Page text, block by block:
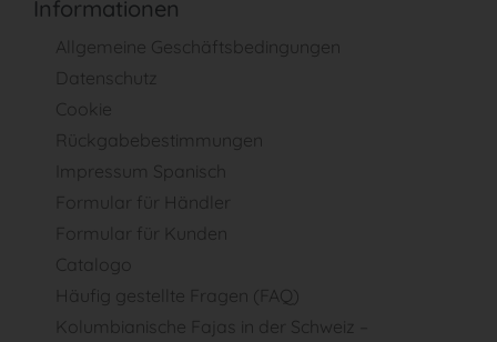
Informationen
Allgemeine Geschäftsbedingungen
Datenschutz
Cookie
Rückgabebestimmungen
Impressum Spanisch
Formular für Händler
Formular für Kunden
Catalogo
Häufig gestellte Fragen (FAQ)
Kolumbianische Fajas in der Schweiz –